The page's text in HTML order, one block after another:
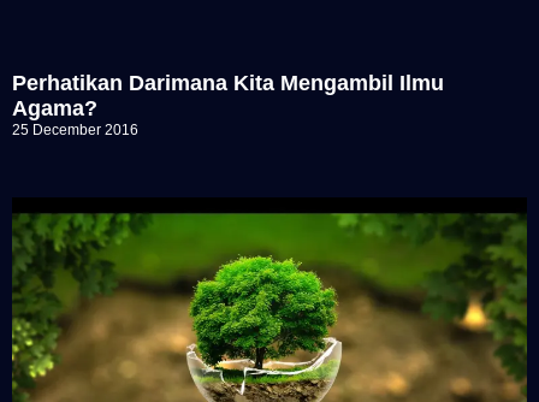
Perhatikan Darimana Kita Mengambil Ilmu
Agama?
25 December 2016